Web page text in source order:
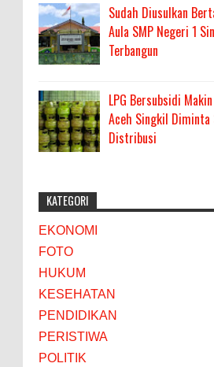
Sudah Diusulkan
Aula SMP Negeri 1
Terbangun
LPG Bersubsidi
Aceh Singkil Diminta
Distribusi
KATEGORI
EKONOMI
FOTO
HUKUM
KESEHATAN
PENDIDIKAN
PERISTIWA
POLITIK